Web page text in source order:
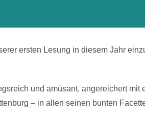
ersten Lesung in diesem Jahr
und amüsant, angereichert mit
– in allen seinen bunten